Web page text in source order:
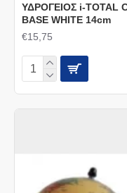
ΥΔΡΟΓΕΙΟΣ i-TOTAL
BASE WHITE 14cm
€15,75